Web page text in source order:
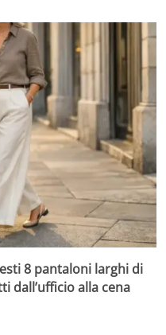
8 pantaloni larghi di
dall’ufficio alla cena